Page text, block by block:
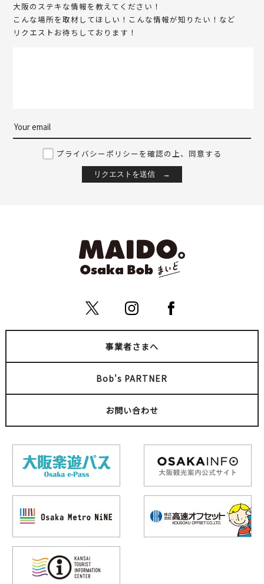
大阪のステキな情報を教えてください！
こんな場所を取材してほしい！こんな情報が知りたい！など
リクエストお待ちしております！
プライバシーポリシーを確認の上、同意する
事業者さまへ
Bob's PARTNER
お問い合わせ